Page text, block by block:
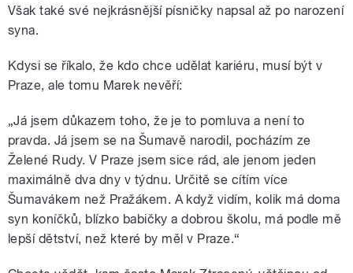
Však také své nejkrásnější písničky napsal až po narození
syna.
Kdysi se říkalo, že kdo chce udělat kariéru, musí být v
Praze, ale tomu Marek nevěří:
„Já jsem důkazem toho, že je to pomluva a není to
pravda. Já jsem se na Šumavě narodil, pocházím ze
Želené Rudy. V Praze jsem sice rád, ale jenom jeden
maximálně dva dny v týdnu. Určitě se cítím více
Šumavákem než Pražákem. A když vidím, kolik má doma
syn koníčků, blízko babičky a dobrou školu, má podle mě
lepší dětství, než které by měl v Praze.“